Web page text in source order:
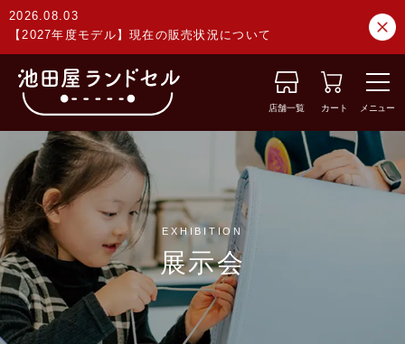
2026.08.03
【2027年度モデル】現在の販売状況について
店舗一覧 カート メニュー
EXHIBITION
展示会